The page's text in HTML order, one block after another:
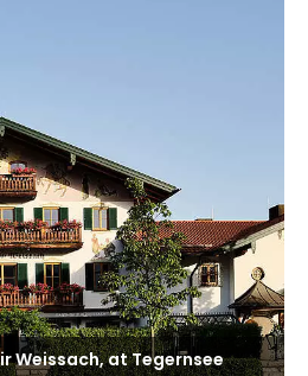
Weissach, at Tegernsee